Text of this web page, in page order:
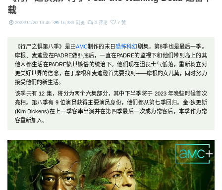
载
2023/11/20 13:46 16,389 浏览 0 评论 7 赞
《行尸之惧第八季》是由AMC制作的末日恐怖科幻剧集，第8季也是最后一季。
摩根、麦迪逊在PADRE做卧底后，一直在PADRE的监视下和他们带到岛上的其
他人都生活在PADRE愤世嫉俗的统治下。他们现在沮丧士气低落，重新树立对
更美好世界的信念，在于摩根和麦迪逊首先要找到——摩根的女儿莫，同时努力
接受他们的新生活。
该季共有 12 集，将分为两个六集部分，其中下半季将于 2023 年晚些时候首次
亮相。第八季有 9 位演员获得主要演员身份，他们都从第七季回归。金·狄更斯
(Kim Dickens)在上一季客串出演并在第四季最后一次成为常客后，本季作为常
客重新加入。